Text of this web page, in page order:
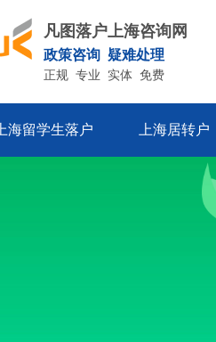
凡图落户上海咨询网
政策咨询 疑难处理
正规 专业 实体 免费
上海留学生落户 上海居转户